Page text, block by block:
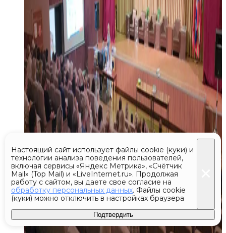
Настоящий сайт использует файлы cookie (куки) и
технологии анализа поведения пользователей,
включая сервисы «Яндекс Метрика», «Счётчик
Mail» (Top Mail) и «LiveInternet.ru». Продолжая
работу с сайтом, вы даете свое согласие на
обработку персональных данных. Файлы cookie
(куки) можно отключить в настройках браузера
Подтвердить